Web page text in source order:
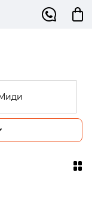
рубчик